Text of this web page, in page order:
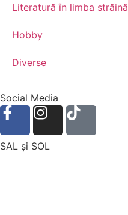
Literatură în limba străină
Hobby
Diverse
Social Media
SAL şi SOL